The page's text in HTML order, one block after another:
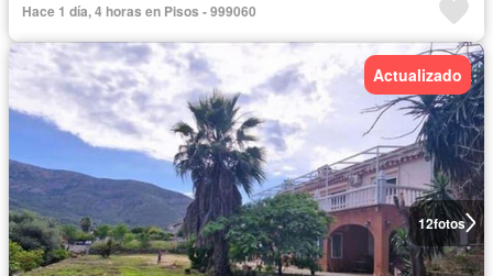
Hace 1 día, 4 horas en Pisos - 999060
12fotos
Actualizado